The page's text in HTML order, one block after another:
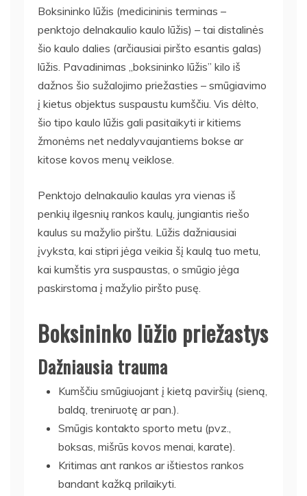
Boksininko lūžis (medicininis terminas –
penktojo delnakaulio kaulo lūžis) – tai distalinės
šio kaulo dalies (arčiausiai piršto esantis galas)
lūžis. Pavadinimas „boksininko lūžis” kilo iš
dažnos šio sužalojimo priežasties – smūgiavimo
į kietus objektus suspaustu kumščiu. Vis dėlto,
šio tipo kaulo lūžis gali pasitaikyti ir kitiems
žmonėms net nedalyvaujantiems bokse ar
kitose kovos menų veiklose.
Penktojo delnakaulio kaulas yra vienas iš
penkių ilgesnių rankos kaulų, jungiantis riešo
kaulus su mažylio pirštu. Lūžis dažniausiai
įvyksta, kai stipri jėga veikia šį kaulą tuo metu,
kai kumštis yra suspaustas, o smūgio jėga
paskirstoma į mažylio piršto pusę.
Boksininko lūžio priežastys
Dažniausia trauma
Kumščiu smūgiuojant į kietą paviršių (sieną,
baldą, treniruotę ar pan.).
Smūgis kontakto sporto metu (pvz.,
boksas, mišrūs kovos menai, karate).
Kritimas ant rankos ar ištiestos rankos
bandant kažką prilaikyti.